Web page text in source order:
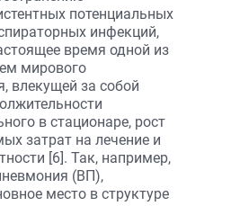
потенциальных
инфекций,
время одной из
мирового
влекущей за собой
в стационаре, рост
затрат на лечение и
[6]. Так, например,
(ВП),
место в структуре